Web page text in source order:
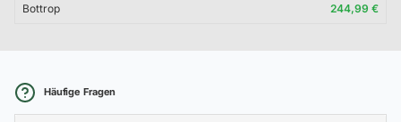
Bottrop 244,99 €
Häufige Fragen